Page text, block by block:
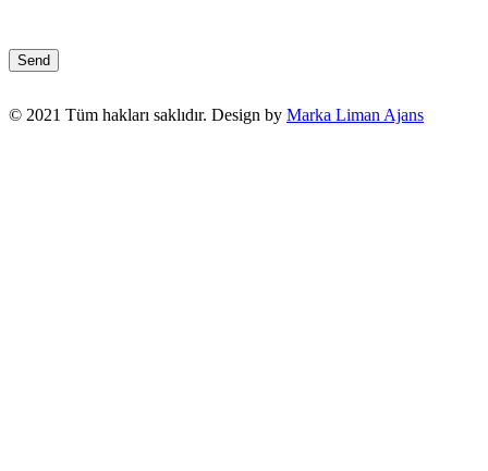
© 2021 Tüm hakları saklıdır. Design by Marka Liman Ajans